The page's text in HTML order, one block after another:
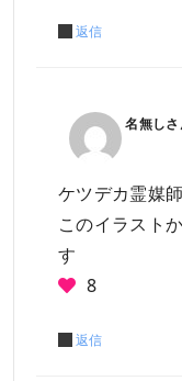
返信
名無し
ケツデカ霊媒
このイラスト
す
8
返信